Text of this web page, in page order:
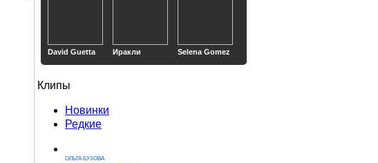
David Guetta Иракли Selena Gomez
Клипы
Новинки
Редкие
ОЛЬГА БУЗОВА